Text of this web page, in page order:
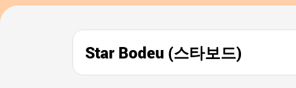
Star Bodeu (스타보드)